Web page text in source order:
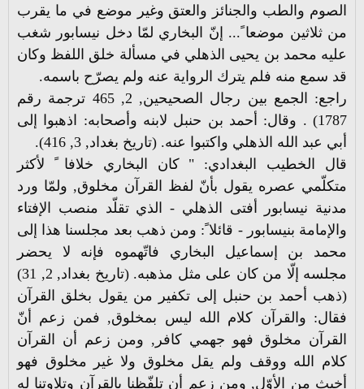
الصوم والطب والجنائز والعتق وغير موضع في ما يقرب
من ثلاثين موضعا ً... إنّ البخاري لمّا دخل نيسابور شغب
عليه محمد بن يحيى الذهلي في مسألة خلق اللفظ وكان
قد سمع منه فلم يترك الرواية عنه ولم يصرّح باسمه.
راجع: الجمع بين رجال الصحيحين, 2, 465 ترجمة رقم
1787) . وقال: أحمد بن حنبل لابنه وأصحابه: اذهبوا إلى
أبي عبد الله الذهلي واكتبوا عنه. (تاريخ بغداد, 3, 416).
قال الخطيب البغدادي: " كان البخاري خلافا ً لأكثر
متكلّمي عصره يقول بأنّ لفظ القرآن مخلوق, ولمّا ورد
مدنية نيسابور أفتى الذهلي - الذي تقلّد منصب الإفتاء
والإمامة بنيسابور - قائلا ً: ومن ذهب بعد مجلسنا هذا إلى
محمد بن إسماعيل البخاري فاتّهموه فإنه لا يحضر
مجلسه إلّا من كان على مثل مذهبه. (تاريخ بغداد, 2, 31)
(ذهب أحمد بن حنبل إلى تكفير من يقول بخلق القرآن
فقال: والقرآن كلام الله ليس بمخلوق, فمن زعم أنّ
القرآن مخلوق فهو جهمي كافر, ومن زعم أن القرآن
كلام الله ووقف ولم يقل مخلوق ولا غير مخلوق فهو
أخبث من الأوّل, ومن زعم أن تلفّظنا بالقرآن وتلاوتنا له